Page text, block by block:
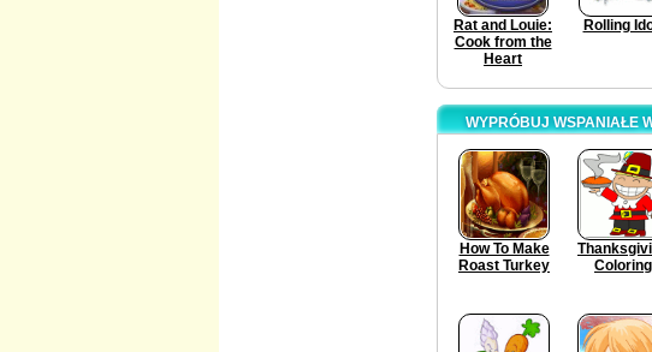
Rat and Louie:
Cook from the
Heart
Rolling
WYPRÓBUJ WSPANIAŁE
How To Make
Roast Turkey
Coloring